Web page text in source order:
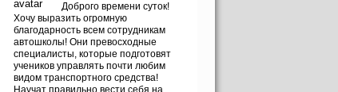
Доброго времени суток!
Хочу выразить огромную
благодарность всем сотрудникам
автошколы! Они превосходные
специалисты, которые подготовят
учеников управлять почти любим
видом транспортного средства!
Научат правильно вести себя на